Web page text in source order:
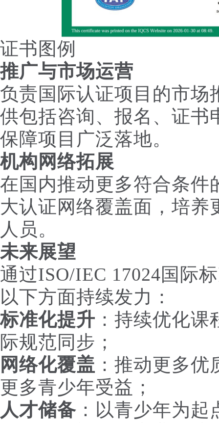
证书图例
推广与市场运营
负责国际认证项目的市场
供包括咨询、报名、证书
保障项目广泛落地。
机构网络拓展
在国内推动更多符合条件
大认证网络覆盖面，培
人员。
未来展望
通过ISO/IEC 17024国际
以下方面持续发力：
标准化提升 ：持续优化
际规范同步；
网络化覆盖 ：推动更多
更多青少年受益；
人才储备 ：以青少年为